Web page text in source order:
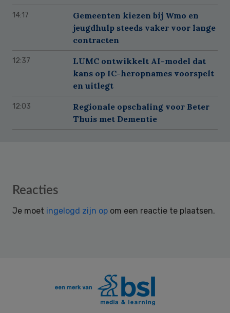
14:17
Gemeenten kiezen bij Wmo en
jeugdhulp steeds vaker voor lange
contracten
12:37
LUMC ontwikkelt AI-model dat
kans op IC-heropnames voorspelt
en uitlegt
12:03
Regionale opschaling voor Beter
Thuis met Dementie
Reader
Reacties
Je moet ingelogd zijn op om een reactie te plaatsen.